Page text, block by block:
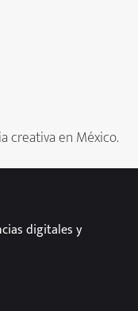
creativa en México.
digitales y